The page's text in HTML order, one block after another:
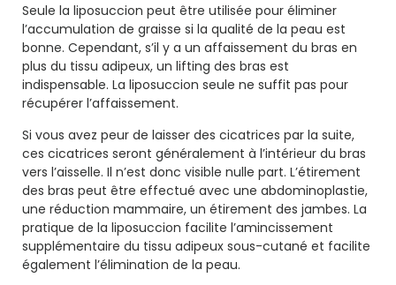
Seule la liposuccion peut être utilisée pour éliminer
l’accumulation de graisse si la qualité de la peau est
bonne. Cependant, s’il y a un affaissement du bras en
plus du tissu adipeux, un lifting des bras est
indispensable. La liposuccion seule ne suffit pas pour
récupérer l’affaissement.
Si vous avez peur de laisser des cicatrices par la suite,
ces cicatrices seront généralement à l’intérieur du bras
vers l’aisselle. Il n’est donc visible nulle part. L’étirement
des bras peut être effectué avec une abdominoplastie,
une réduction mammaire, un étirement des jambes. La
pratique de la liposuccion facilite l’amincissement
supplémentaire du tissu adipeux sous-cutané et facilite
également l’élimination de la peau.